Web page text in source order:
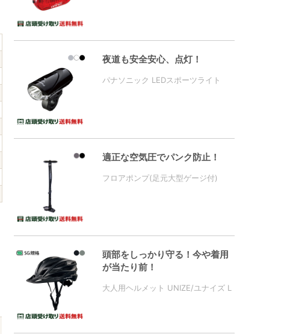
夜道も安全安心、点灯！
パナソニック LEDスポーツライト
適正な空気圧でパンク防止！
フロアポンプ(足元大型ゲージ付)
頭部をしっかり守る！今や着用
が当たり前！
大人用ヘルメット UNIZE/ユナイズ L